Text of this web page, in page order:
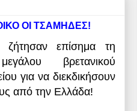
ΟΙ ΤΣΑΜΗΔΕΣ!
ζήτησαν επίσημα τη
βρετανικού
για να διεκδικήσουν
από την Ελλάδα!